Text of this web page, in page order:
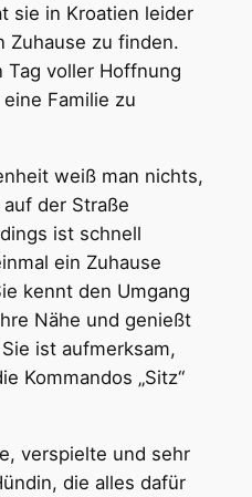
sie in Kroatien leider
Zuhause zu finden.
Tag voller Hoffnung
Familie zu
weiß man nichts,
der Straße
ist schnell
ein Zuhause
kennt den Umgang
Nähe und genießt
ist aufmerksam,
Kommandos „Sitz“
verspielte und sehr
die alles dafür